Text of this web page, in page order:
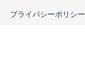
プライバシーポリシー